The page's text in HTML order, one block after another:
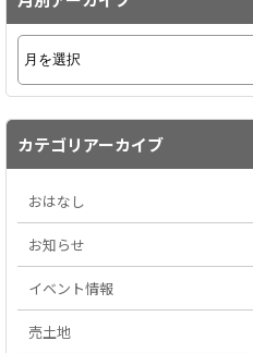
カテゴリアーカイブ
おはなし
お知らせ
イベント情報
売土地